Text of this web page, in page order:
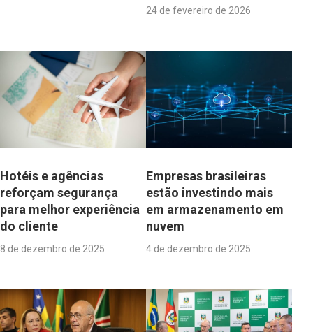
24 de fevereiro de 2026
Hotéis e agências
reforçam segurança
para melhor experiência
do cliente
8 de dezembro de 2025
Empresas brasileiras
estão investindo mais
em armazenamento em
nuvem
4 de dezembro de 2025